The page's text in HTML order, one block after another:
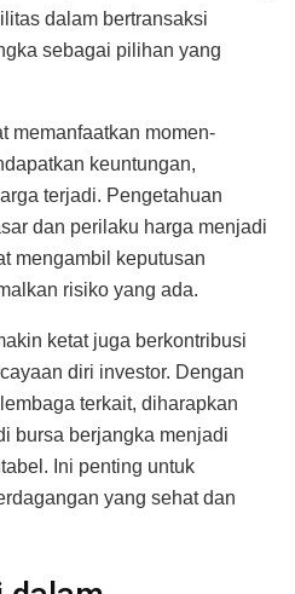
dalam bertransaksi
sebagai pilihan yang
memanfaatkan momen-
keuntungan,
terjadi. Pengetahuan
dan perilaku harga menjadi
mengambil keputusan
risiko yang ada.
ketat juga berkontribusi
diri investor. Dengan
terkait, diharapkan
bursa berjangka menjadi
Ini penting untuk
yang sehat dan